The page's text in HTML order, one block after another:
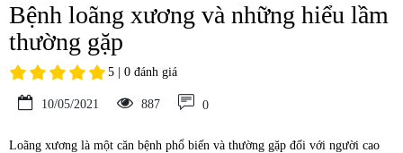
Bệnh loãng xương và những hiểu lầm
thường gặp
5 | 0 đánh giá
10/05/2021 887 0
Loãng xương là một căn bệnh phổ biến và thường gặp đối với người cao